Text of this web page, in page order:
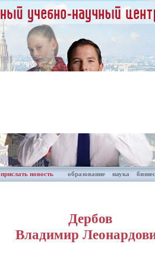
прислать новость образование наука бизнес
Дербов
Владимир